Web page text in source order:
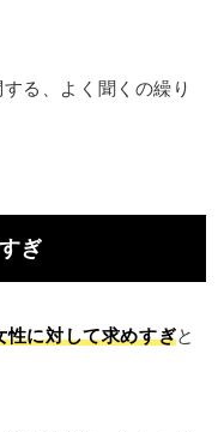
る、よく聞くの繰り
ぎ
性に対して求めすぎと